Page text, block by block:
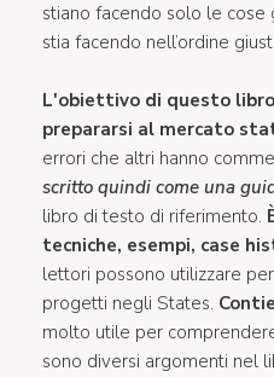
stiano facendo solo le cose
stia facendo nell’ordine
L'obiettivo di questo
prepararsi al mercato
errori che altri hanno
scritto quindi come una
libro di testo di riferimento.
tecniche, esempi, case
lettori possono utilizzare
progetti negli States.
molto utile per
sono diversi argomenti nel